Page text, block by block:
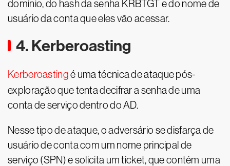
domínio, do hash da senha KRBTGT e do nome de
usuário da conta que eles vão acessar.
4. Kerberoasting
Kerberoastingé uma técnica de ataque pós-
exploração que tenta decifrar a senha de uma
conta de serviço dentro do AD.
Nesse tipo de ataque, o adversário se disfarça de
usuário de conta com um nome principal de
serviço (SPN) e solicita um ticket, que contém uma